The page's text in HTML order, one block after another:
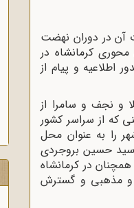
آن در دوران نهضت
کرمانشاه در
اطلاعیه و پیام از
و نجف و سامرا از
که از سراسر کشور
را به عنوان محل
سید حسین بروجردی
در کرمانشاه
و مذهبی و گسترش